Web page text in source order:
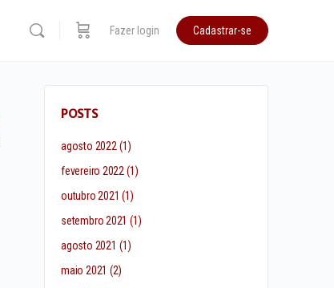
Fazer login Cadastrar-se
POSTS
agosto 2022 (1)
fevereiro 2022 (1)
outubro 2021 (1)
setembro 2021 (1)
agosto 2021 (1)
maio 2021 (2)